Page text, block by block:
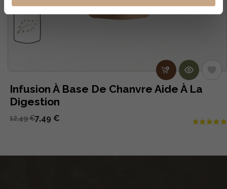
Infusion À Base De Chanvre Aide À La
Digestion
7,49 €
12,49 €